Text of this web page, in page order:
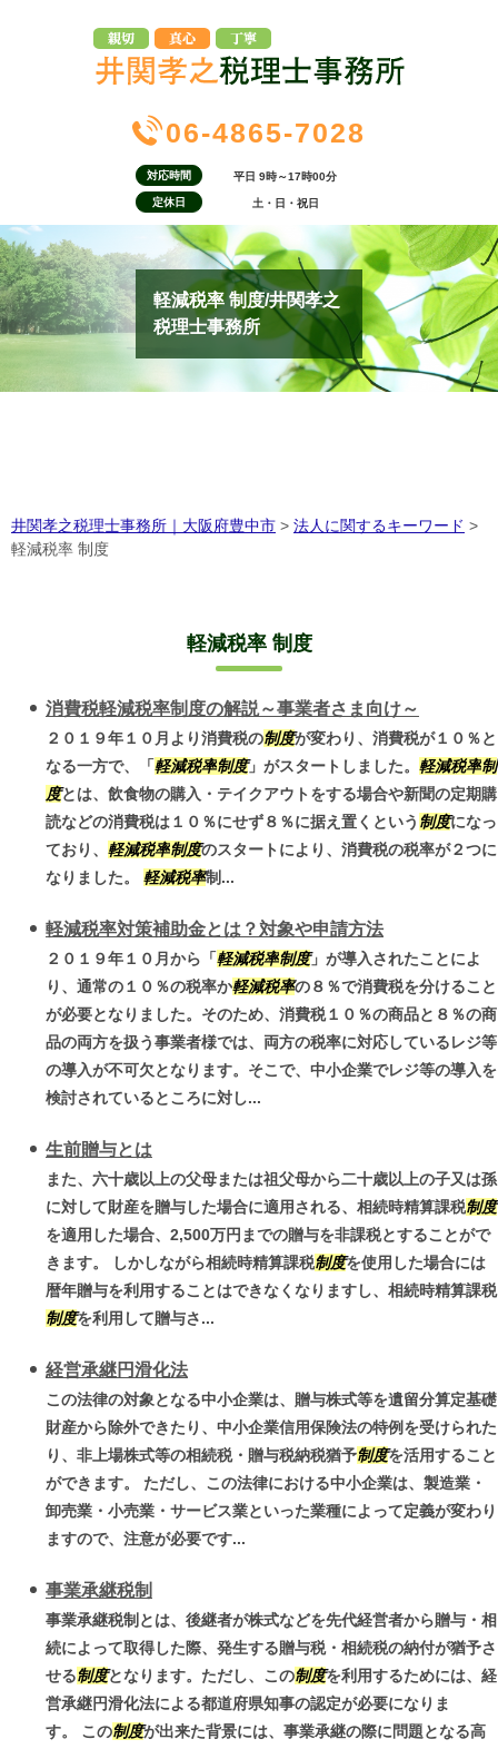
06-4865-7028
対応時間 平日 9時～17時00分
定休日 土・日・祝日
軽減税率 制度/井関孝之
税理士事務所
井関孝之税理士事務所｜大阪府豊中市 > 法人に関するキーワード >
軽減税率 制度
軽減税率 制度
消費税軽減税率制度の解説～事業者さま向け～
２０１９年１０月より消費税の制度が変わり、消費税が１０％と
なる一方で、「 軽減税率制度」がスタートしました。 軽減税率制
度とは、飲食物の購入・テイクアウトをする場合や新聞の定期購
読などの消費税は１０％にせず８％に据え置くという 制度になっ
ており、 軽減税率制度のスタートにより、消費税の税率が２つに
なりました。 軽減税率制...
軽減税率対策補助金とは？対象や申請方法
２０１９年１０月から「 軽減税率制度」が導入されたことによ
り、通常の１０％の税率か軽減税率の８％で消費税を分けること
が必要となりました。そのため、消費税１０％の商品と８％の商
品の両方を扱う事業者様では、両方の税率に対応しているレジ等
の導入が不可欠となります。そこで、中小企業でレジ等の導入を
検討されているところに対し...
生前贈与とは
また、六十歳以上の父母または祖父母から二十歳以上の子又は孫
に対して財産を贈与した場合に適用される、相続時精算課税制度
を適用した場合、2,500万円までの贈与を非課税とすることがで
きます。 しかしながら相続時精算課税制度を使用した場合には
暦年贈与を利用することはできなくなりますし、相続時精算課税
制度を利用して贈与さ...
経営承継円滑化法
この法律の対象となる中小企業は、贈与株式等を遺留分算定基礎
財産から除外できたり、中小企業信用保険法の特例を受けられた
り、非上場株式等の相続税・贈与税納税猶予制度を活用すること
ができます。 ただし、この法律における中小企業は、製造業・
卸売業・小売業・サービス業といった業種によって定義が変わり
ますので、注意が必要です...
事業承継税制
事業承継税制とは、後継者が株式などを先代経営者から贈与・相
続によって取得した際、発生する贈与税・相続税の納付が猶予さ
せる制度となります。ただし、この制度を利用するためには、経
営承継円滑化法による都道府県知事の認定が必要になりま
す。 この制度が出来た背景には、事業承継の際に問題となる高